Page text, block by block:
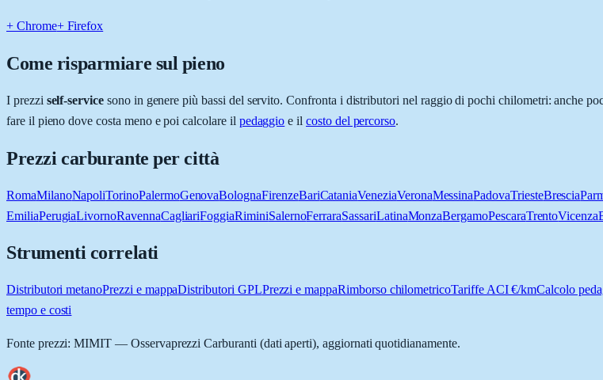
+ Chrome+ Firefox
Come risparmiare sul pieno
I prezzi self-service sono in genere più bassi del servito. Confronta i distributori nel raggio di pochi chilometri: anche
fare il pieno dove costa meno e poi calcolare il pedaggio e il costo del percorso.
Prezzi carburante per città
RomaMilanoNapoliTorinoPalermoGenovaBolognaFirenzeBariCataniaVeneziaVeronaMessinaPadovaTriesteBrescia
EmiliaPerugiaLivornoRavennaCagliariFoggiaRiminiSalernoFerraraSassariLatinaMonzaBergamoPescaraTrentoVicenza
Strumenti correlati
Distributori metanoPrezzi e mappaDistributori GPLPrezzi e mappaRimborso chilometricoTariffe ACI €/kmCalcolo
tempo e costi
Fonte prezzi: MIMIT — Osservaprezzi Carburanti (dati aperti), aggiornati quotidianamente.